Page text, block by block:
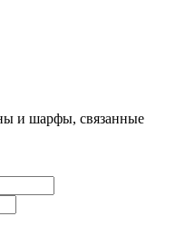
и шарфы, связанные